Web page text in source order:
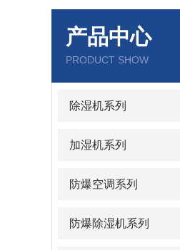
产品中心
PRODUCT SHOW
除湿机系列
加湿机系列
防爆空调系列
防爆除湿机系列